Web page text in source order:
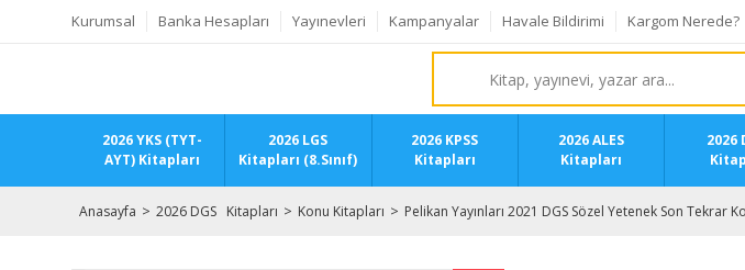
Kurumsal Banka Hesapları Yayınevleri Kampanyalar Havale Bildirimi Kargom Nerede?
2026 YKS (TYT-
AYT) Kitapları
2026 LGS
Kitapları (8.Sınıf)
2026 KPSS
Kitapları
2026 ALES
Kitapları
2026
Anasayfa 2026 DGS Kitapları Konu Kitapları ​​Pelikan Yayınları 2021 DGS Sözel Yetenek Son Tekrar